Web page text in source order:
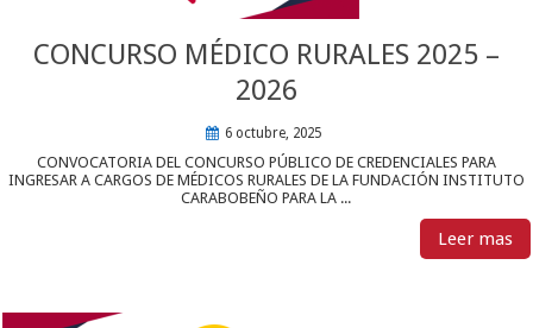
CONCURSO MÉDICO RURALES 2025 –
2026
6 octubre, 2025
CONVOCATORIA DEL CONCURSO PÚBLICO DE CREDENCIALES PARA
INGRESAR A CARGOS DE MÉDICOS RURALES DE LA FUNDACIÓN INSTITUTO
CARABOBEÑO PARA LA ...
Leer mas